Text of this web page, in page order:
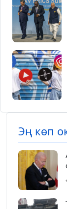
Эң көп